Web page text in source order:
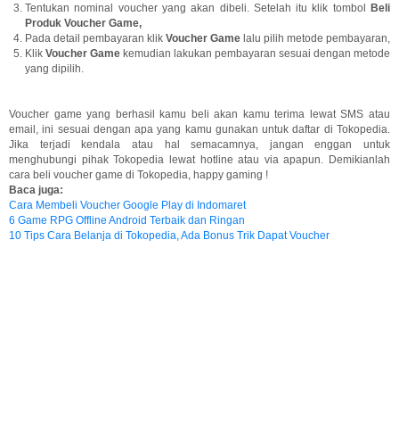
Tentukan nominal voucher yang akan dibeli. Setelah itu klik tombol Beli
Produk Voucher Game,
Pada detail pembayaran klik Voucher Game lalu pilih metode pembayaran,
Klik Voucher Game kemudian lakukan pembayaran sesuai dengan metode
yang dipilih.
Voucher game yang berhasil kamu beli akan kamu terima lewat SMS atau
email, ini sesuai dengan apa yang kamu gunakan untuk daftar di Tokopedia.
Jika terjadi kendala atau hal semacamnya, jangan enggan untuk
menghubungi pihak Tokopedia lewat hotline atau via apapun. Demikianlah
cara beli voucher game di Tokopedia, happy gaming !
Baca juga:
Cara Membeli Voucher Google Play di Indomaret
6 Game RPG Offline Android Terbaik dan Ringan
10 Tips Cara Belanja di Tokopedia, Ada Bonus Trik Dapat Voucher